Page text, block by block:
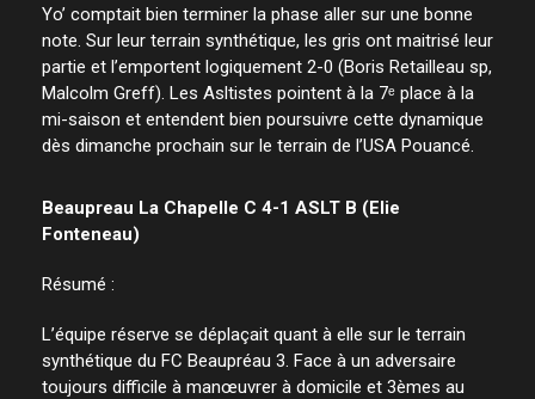
Yo’ comptait bien terminer la phase aller sur une bonne
note. Sur leur terrain synthétique, les gris ont maitrisé leur
partie et l’emportent logiquement 2-0 (Boris Retailleau sp,
Malcolm Greff). Les Asltistes pointent à la 7ᵉ place à la
mi-saison et entendent bien poursuivre cette dynamique
dès dimanche prochain sur le terrain de l’USA Pouancé.
Beaupreau La Chapelle C 4-1 ASLT B (Elie
Fonteneau)
Résumé :
L’équipe réserve se déplaçait quant à elle sur le terrain
synthétique du FC Beaupréau 3. Face à un adversaire
toujours difficile à manœuvrer à domicile et 3èmes au